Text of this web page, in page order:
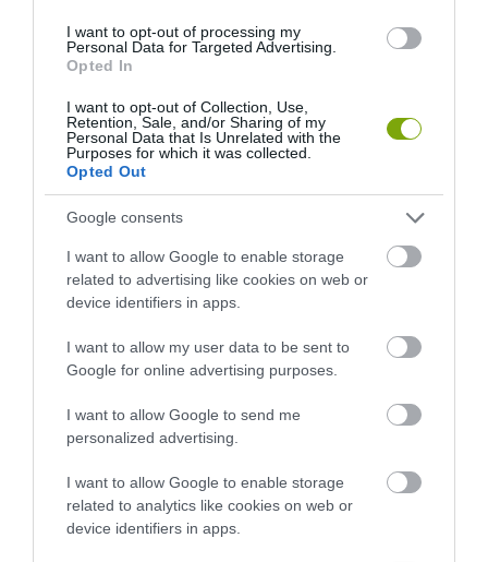
I want to opt-out of processing my
Personal Data for Targeted Advertising.
Opted In
I want to opt-out of Collection, Use,
Retention, Sale, and/or Sharing of my
Personal Data that Is Unrelated with the
Purposes for which it was collected.
Opted Out
Google consents
I want to allow Google to enable storage
related to advertising like cookies on web or
device identifiers in apps.
I want to allow my user data to be sent to
Google for online advertising purposes.
I want to allow Google to send me
personalized advertising.
I want to allow Google to enable storage
related to analytics like cookies on web or
device identifiers in apps.